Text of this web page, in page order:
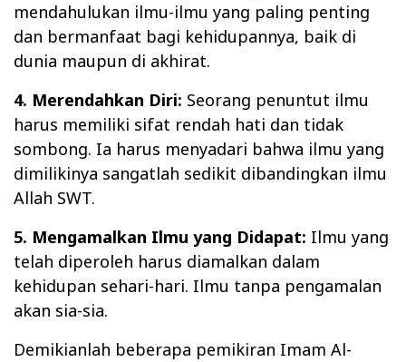
mendahulukan ilmu-ilmu yang paling penting
dan bermanfaat bagi kehidupannya, baik di
dunia maupun di akhirat.
4. Merendahkan Diri: Seorang penuntut ilmu
harus memiliki sifat rendah hati dan tidak
sombong. Ia harus menyadari bahwa ilmu yang
dimilikinya sangatlah sedikit dibandingkan ilmu
Allah SWT.
5. Mengamalkan Ilmu yang Didapat: Ilmu yang
telah diperoleh harus diamalkan dalam
kehidupan sehari-hari. Ilmu tanpa pengamalan
akan sia-sia.
Demikianlah beberapa pemikiran Imam Al-